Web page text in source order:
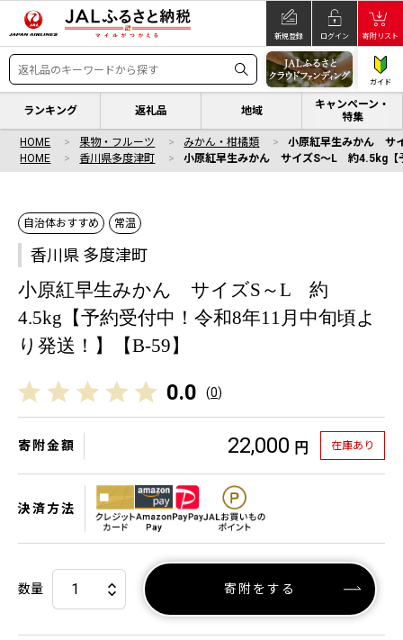
新規登録 ログイン 寄附リスト
ガイド
ランキング 返礼品 地域
キャンペーン・
特集
HOME 果物・フルーツ みかん・柑橘類
小原紅早生みかん サ
HOME
香川県多度津町 小原紅早生みかん サイズS～L 約4.5kg【
自治体おすすめ 常温
香川県 多度津町
小原紅早生みかん サイズS～L 約
4.5kg【予約受付中！令和8年11月中旬頃よ
り発送！】【B-59】
0.0 (0)
寄附金額 22,000 円 在庫あり
決済方法
数量 寄附をする